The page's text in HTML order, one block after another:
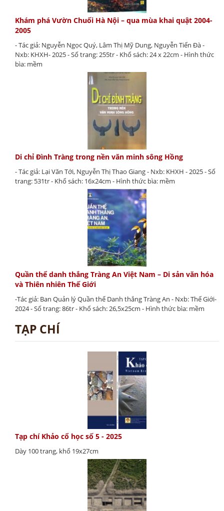
Khám phá Vườn Chuối Hà Nội – qua mùa khai quật 2004-
2005
- Tác giả: Nguyễn Ngọc Quý, Lâm Thị Mỹ Dung, Nguyễn Tiến Đà -
Nxb: KHXH- 2025 - Số trang: 255tr - Khổ sách: 24 x 22cm - Hình thức
bìa: mềm
Di chỉ Đình Tràng trong nền văn minh sông Hồng
- Tác giả: Lại Văn Tới, Nguyễn Thị Thao Giang - Nxb: KHXH - 2025 - Số
trang: 531tr - Khổ sách: 16x24cm - Hình thức bìa: mềm
Quần thể danh thắng Tràng An Việt Nam – Di sản văn hóa
và Thiên nhiên Thế Giới
-Tác giả: Ban Quản lý Quần thể Danh thắng Tràng An - Nxb: Thế Giới-
2024 - Số trang: 86tr - Khổ sách: 26,5x25cm - Hình thức bìa: mềm
TẠP CHÍ
Tạp chí Khảo cổ học số 5 - 2025
Dày 100 trang, khổ 19x27cm